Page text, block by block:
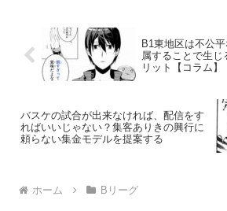
B1東地区は不公
属することで生じ
リット【コラム】
バスケの試合が出来なければ、配信をす
ればいいじゃない？集客ありきの興行に
頼らない集金モデルを提案する
ホーム Bリーグ